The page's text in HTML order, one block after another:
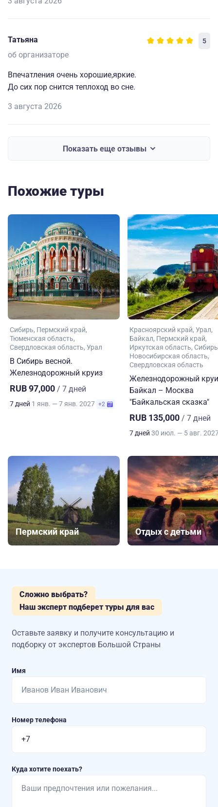
Татьяна 5
об организаторе
Впечатления очень хорошие,яркие.
До сих пор снится теплоход во сне.
3 августа 2026
Показать еще отзывы
Похожие туры
Сибирь Пермский край
Тюменская область
Свердловская область Урал
В Сибирь весной.
Железнодорожный круиз
RUB 97,000 / 7 дней
7 дней 1 янв. — 7 янв. 2027 +2
Красноярский край Урал
Байкал Пермский край
Иркутская область Сибирь
Новосибирская область
Свердловская область
Железнодорожный
Байкал – Москва
"Байкальская сказка"
RUB 135,000 / 7 дней
7 дней 30 июл. — 5 авг.
Пермский край Отдых с детьми
Сложно выбрать?
Наш эксперт подберет туры для вас
Оставьте заявку и получите консультацию и
подборку от экспертов Большой Страны
Имя
Номер телефона
Куда хотите поехать?